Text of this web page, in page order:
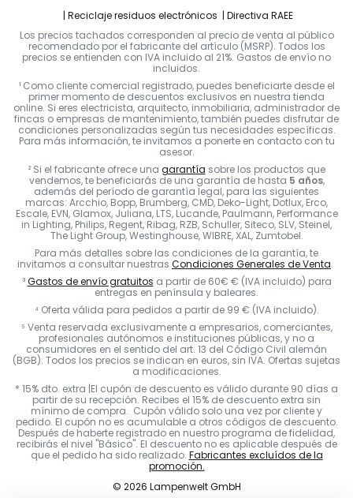
Reciclaje residuos electrónicos
Directiva RAEE
Los precios tachados corresponden al precio de venta al público
recomendado por el fabricante del artículo (MSRP). Todos los
precios se entienden con IVA incluido al 21%. Gastos de envío no
incluidos.
¹ Como cliente comercial registrado, puedes beneficiarte desde el
primer momento de descuentos exclusivos en nuestra tienda
online. Si eres electricista, arquitecto, inmobiliaria, administrador de
fincas o empresas de mantenimiento, también puedes disfrutar de
condiciones personalizadas según tus necesidades específicas.
Para más información, te invitamos a ponerte en contacto con tu
asesor.
² Si el fabricante ofrece una garantía sobre los productos que
vendemos, te beneficiarás de una garantía de hasta 5 años,
además del período de garantía legal, para las siguientes
marcas: Arcchio, Bopp, Brumberg, CMD, Deko-Light, Dotlux, Erco,
Escale, EVN, Glamox, Juliana, LTS, Lucande, Paulmann, Performance
in Lighting, Philips, Regent, Ribag, RZB, Schuller, Siteco, SLV, Steinel,
The Light Group, Westinghouse, WIBRE, XAL, Zumtobel.
Para más detalles sobre las condiciones de la garantía, te
invitamos a consultar nuestras Condiciones Generales de Venta.
³Gastos de envío gratuitos a partir de 60€ € (IVA incluido) para
entregas en península y baleares.
⁴ Oferta válida para pedidos a partir de 99 € (IVA incluido).
⁵ Venta reservada exclusivamente a empresarios, comerciantes,
profesionales autónomos e instituciones públicas, y no a
consumidores en el sentido del art. 13 del Código Civil alemán
(BGB). Todos los precios se indican en euros, sin IVA. Ofertas sujetas
a modificaciones.
* 15% dto. extra |El cupón de descuento es válido durante 90 días a
partir de su recepción. Recibes el 15% de descuento extra sin
mínimo de compra. Cupón válido solo una vez por cliente y
pedido. El cupón no es acumulable a otros códigos de descuento.
Después de haberte registrado en nuestro programa de fidelidad,
recibirás el nivel "Básico". El descuento no es aplicable después de
que el pedido ha sido realizado. Fabricantes excluídos de la
promoción.
© 2026 Lampenwelt GmbH